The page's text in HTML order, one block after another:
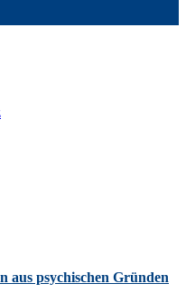
aus psychischen Gründen